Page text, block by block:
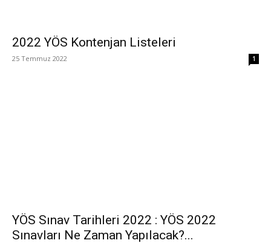
2022 YÖS Kontenjan Listeleri
25 Temmuz 2022 1
YÖS Sınav Tarihleri 2022 : YÖS 2022
Sınavları Ne Zaman Yapılacak?...